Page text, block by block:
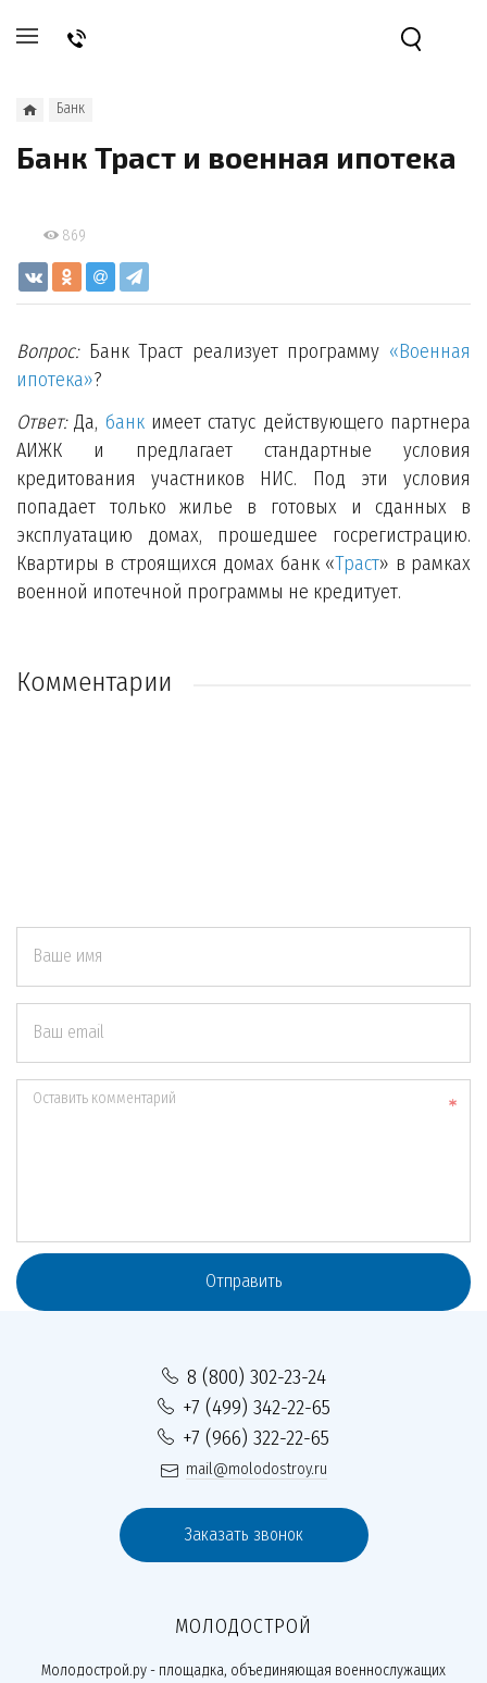
Банк
Банк Траст и военная ипотека
869
Вопрос:Банк Траст реализует программу «Военная
ипотека»?
Ответ:Да, банкимеет статус действующего партнера
АИЖК и предлагает стандартные условия
кредитования участников НИС. Под эти условия
попадает только жилье в готовых и сданных в
эксплуатацию домах, прошедшее госрегистрацию.
Квартиры в строящихся домах банк «Траст» в рамках
военной ипотечной программы не кредитует.
Комментарии
Ваше имя
Ваш email
Оставить комментарий
Отправить
8 (800) 302-23-24
+7 (499) 342-22-65
+7 (966) 322-22-65
mail@molodostroy.ru
Заказать звонок
МОЛОДОСТРОЙ
Молодострой.ру - площадка, объединяющая военнослужащих